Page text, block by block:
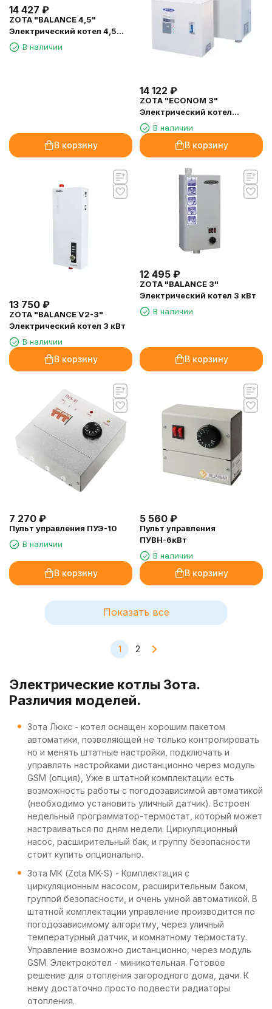
14 427 ₽
ZOTA "BALANCE 4,5"
Электрический котел 4,5
кВтВ наличии
В корзину
14 122 ₽
ZOTA "ECONOM 3"
Электрический котел
(комплект) 3кВт
В наличии
В корзину
13 750 ₽
ZOTA "BALANCE V2-3"
Электрический котел 3 кВт
В наличии
В корзину
12 495 ₽
ZOTA "BALANCE 3"
Электрический котел 3 кВт
В наличии
В корзину
7 270 ₽
Пульт управления ПУЭ-10
В наличии
В корзину
5 560 ₽
Пульт управления
ПУВН-6кВт
В наличии
В корзину
Показать все
1 2
Электрические котлы Зота.
Различия моделей.
Зота Люкс - котел оснащен хорошим пакетом
автоматики, позволяющей не только контролировать
но и менять штатные настройки, подключать и
управлять настройками дистанционно через модуль
GSM (опция), Уже в штатной комплектации есть
возможность работы с погодозависимой автоматикой
(необходимо установить уличный датчик). Встроен
недельный программатор-термостат, который может
настраиваться по дням недели. Циркуляционный
насос, расширительный бак, и группу безопасности
стоит купить опционально.
Зота МК (Zota MK-S) - Комплектация с
циркуляционным насосом, расширительным баком,
группой безопасности, и очень умной автоматикой. В
штатной комплектации управление производится по
погодозависимому алгоритму, через уличный
температурный датчик, и комнатному термостату.
Управление возможно дистанционно, через модуль
GSM. Электрокотел - миникотельная. Готовое
решение для отопления загородного дома, дачи. К
нему достаточно просто подвести радиаторы
отопления.